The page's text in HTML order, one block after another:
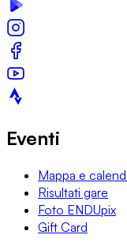
Eventi
Mappa e
Risultati gare
Foto ENDUpix
Gift Card